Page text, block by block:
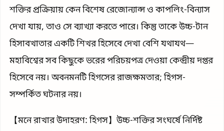
শক্তির প্রক্রিয়ায় কেন বিশেষ রেজোন্যান্স ও কাপলিং-বিন্যাস
দেখা যায়, তাও সে ব্যাখ্যা করতে পারে। কিন্তু তাকে উচ্চ-টান
হিসাবখাতার একটি শিখর হিসেবে দেখা বেশি যথাযথ—
মহাবিশ্বের সব কিছুকে ভরের পরিচয়পত্র দেওয়া কেন্দ্রীয় দপ্তর
হিসেবে নয়। অবনমনটি হিগসের রাজক্ষমতার; হিগস-
সম্পর্কিত ঘটনার নয়।
【মনে রাখার উদাহরণ: হিগস】উচ্চ-শক্তির সংঘর্ষে নির্দিষ্ট